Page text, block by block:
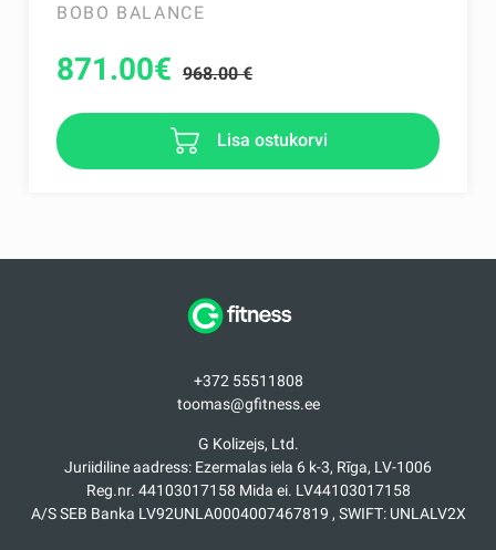
BOBO BALANCE
871.00€ 968.00 €
Lisa ostukorvi
+372 55511808
toomas@gfitness.ee
G Kolizejs, Ltd.
Juriidiline aadress: Ezermalas iela 6 k-3, Rīga, LV-1006
Reg.nr. 44103017158 Mida ei. LV44103017158
A/S SEB Banka LV92UNLA0004007467819 , SWIFT: UNLALV2X